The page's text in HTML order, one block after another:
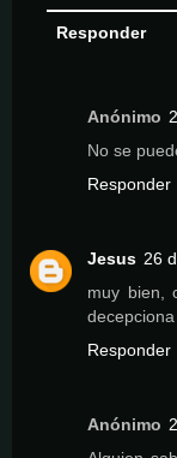
Responder
Anónimo
No se
Responder
Jesus 26
muy bien,
decepciona
Responder
Anónimo